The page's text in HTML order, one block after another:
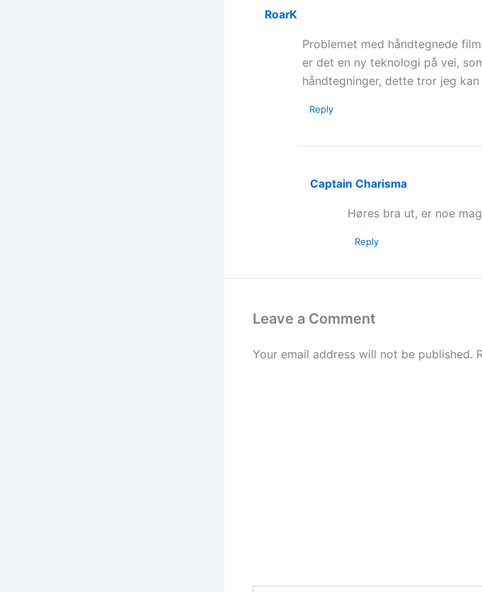
RoarK
Problemet med håndtegnede
er det en ny teknologi på vei,
håndtegninger, dette tror jeg
Reply
Captain Charisma
Høres bra ut, er noe
Reply
Leave a Comment
Your email address will not be published.